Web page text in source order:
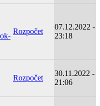
Rozpočet
07.12.2022 -
23:18
Rozpočet
30.11.2022 -
21:06